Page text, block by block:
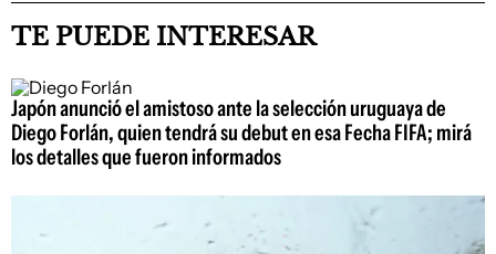
TE PUEDE INTERESAR
Japón anunció el amistoso ante la selección uruguaya de
Diego Forlán, quien tendrá su debut en esa Fecha FIFA; mirá
los detalles que fueron informados